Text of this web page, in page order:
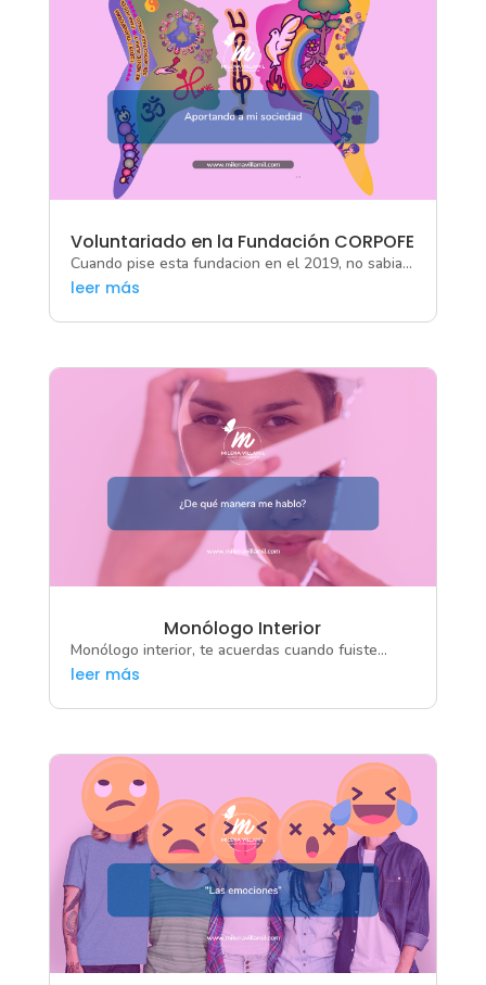
Voluntariado en la Fundación CORPOFE
Cuando pise esta fundacion en el 2019, no sabia...
leer más
Monólogo Interior
Monólogo interior, te acuerdas cuando fuiste...
leer más